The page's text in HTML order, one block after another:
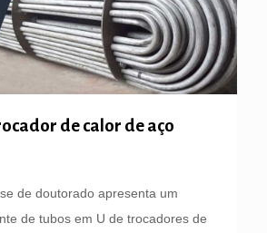
de calor de aço
de doutorado apresenta um
de tubos em U de trocadores de